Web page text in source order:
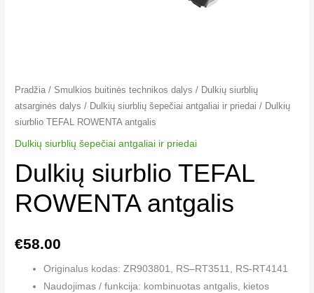
Pradžia / Smulkios buitinės technikos dalys / Dulkių siurblių
atsarginės dalys / Dulkių siurblių šepečiai antgaliai ir priedai / Dulkių
siurblio TEFAL ROWENTA antgalis
Dulkių siurblių šepečiai antgaliai ir priedai
Dulkių siurblio TEFAL
ROWENTA antgalis
€58.00
Originalus kodas: ZR903801, RS–RT3511, RS-RT4141
Naudojimas / funkcija: kombinuotas antgalis, kietos